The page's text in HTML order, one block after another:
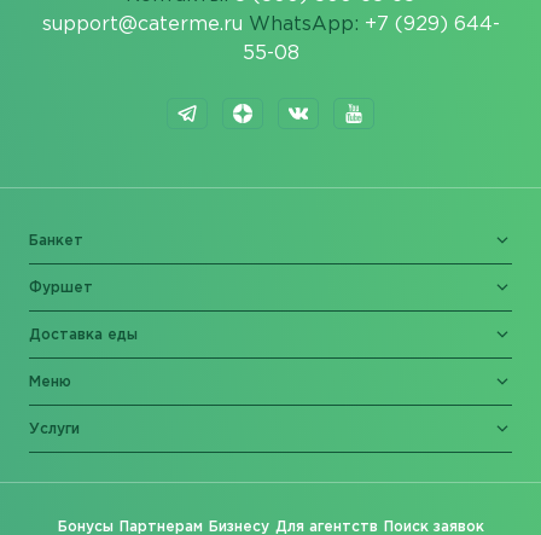
support@caterme.ru WhatsApp: +7 (929) 644-
55-08
Банкет
Фуршет
Доставка еды
Меню
Услуги
Бонусы Партнерам Бизнесу Для агентств Поиск заявок